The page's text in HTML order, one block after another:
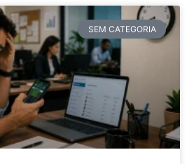
SEM CATEGORIA